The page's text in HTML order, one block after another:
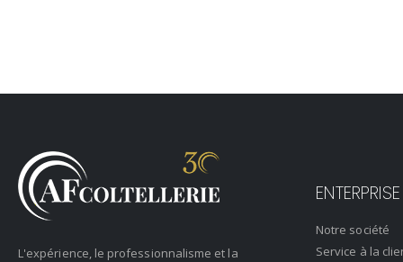
L'expérience, le professionnalisme et la
ENTERPRISE
Notre société
Service à la